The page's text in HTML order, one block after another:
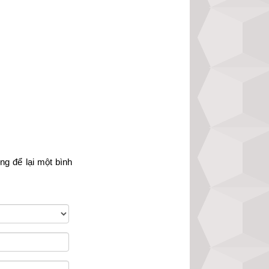
giao diện đẹp,
thử một lần
để lại một bình